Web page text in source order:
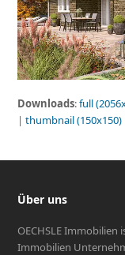
Downloads:full
|thumbnail (150x150)
Über uns
OECHSLE Immobilien
Immobilien